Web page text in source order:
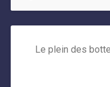
Le plein des